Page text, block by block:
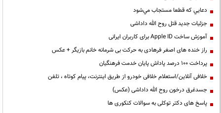
دعايي كه قطعا مستجاب مي‌شود
جزئیات جدید قتل روح الله داداشی
آموزش ساخت Apple ID برای کاربران ایرانی
راز خنده های اصغر فرهادی به حرکت بی شرمانه خانم بازیگر + عکس
پرداخت ۱۰۰ درصد پاداش پایان خدمت فرهنگیان
خلافی آنلاین/استعلام خلافی خودرو از طریق اینترنت، پیام کوتاه ، تلفن
جسدغرق درخون روح الله داداشی (عکس)
پاسخ های دکتر توکلی به سوالات کنکوری ها